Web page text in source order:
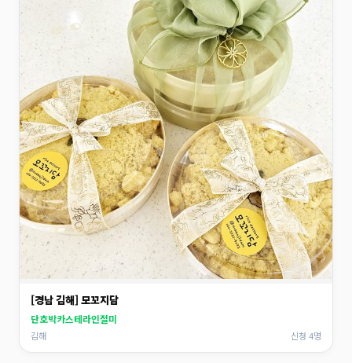
[경남 김해] 모꼬지담
단호박카스테라인절미
김해 신청 4명